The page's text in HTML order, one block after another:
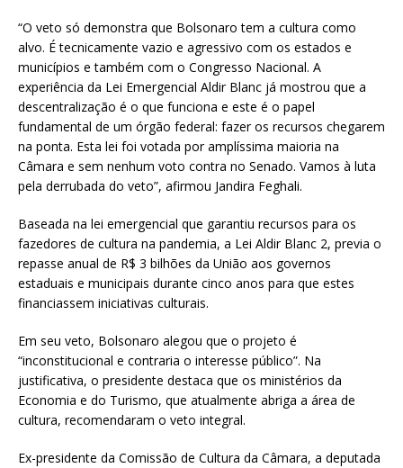
“O veto só demonstra que Bolsonaro tem a cultura como
alvo. É tecnicamente vazio e agressivo com os estados e
municípios e também com o Congresso Nacional. A
experiência da Lei Emergencial Aldir Blanc já mostrou que a
descentralização é o que funciona e este é o papel
fundamental de um órgão federal: fazer os recursos chegarem
na ponta. Esta lei foi votada por amplíssima maioria na
Câmara e sem nenhum voto contra no Senado. Vamos à luta
pela derrubada do veto”, afirmou Jandira Feghali.
Baseada na lei emergencial que garantiu recursos para os
fazedores de cultura na pandemia, a Lei Aldir Blanc 2, previa o
repasse anual de R$ 3 bilhões da União aos governos
estaduais e municipais durante cinco anos para que estes
financiassem iniciativas culturais.
Em seu veto, Bolsonaro alegou que o projeto é
“inconstitucional e contraria o interesse público”. Na
justificativa, o presidente destaca que os ministérios da
Economia e do Turismo, que atualmente abriga a área de
cultura, recomendaram o veto integral.
Ex-presidente da Comissão de Cultura da Câmara, a deputada